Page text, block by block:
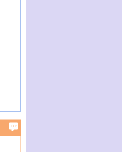
学
変
排
阪
京
端
触
都
究
究
究
成
府
おけ
能
の
大
動
チ
献
ジ
お
触
用
触
開拓
大
近
機
設
貯
，
の
ス